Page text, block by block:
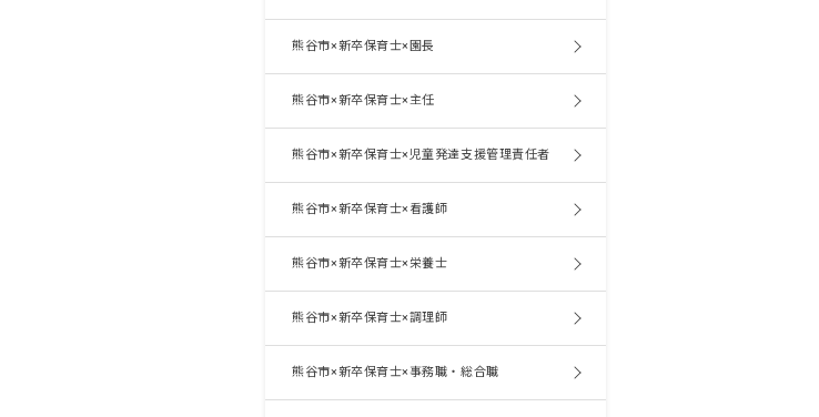
熊谷市×新卒保育士×園長
熊谷市×新卒保育士×主任
熊谷市×新卒保育士×児童発達支援管理責任者
熊谷市×新卒保育士×看護師
熊谷市×新卒保育士×栄養士
熊谷市×新卒保育士×調理師
熊谷市×新卒保育士×事務職・総合職